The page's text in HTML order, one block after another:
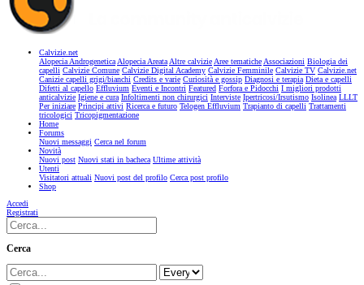
Calvizie.net
Alopecia AndrogeneticaAlopecia AreataAltre calvizieAree tematicheAssociazioni Biologia dei
capelli Calvizie Comune Calvizie Digital Academy Calvizie Femminile Calvizie TV Calvizie.net
Canizie capelli grigi/bianchi Credits e varie Curiosità e gossip Diagnosi e terapia Dieta e capelli
Difetti al capello Effluvium Eventi e Incontri Featured Forfora e Pidocchi I migliori prodotti
anticalvizie Igiene e cura Infoltimenti non chirurgici Interviste Ipertricosi/Irsutismo Isolinea LLLT
Per iniziare Principi attivi Ricerca e futuro Telogen Effluvium Trapianto di capelli Trattamenti
tricologici Tricopigmentazione
Home
Forums
Nuovi messaggi Cerca nel forum
Novità
Nuovi post Nuovi stati in bacheca Ultime attività
Utenti
Visitatori attuali Nuovi post del profilo Cerca post profilo
Shop
Accedi
Registrati
Cerca